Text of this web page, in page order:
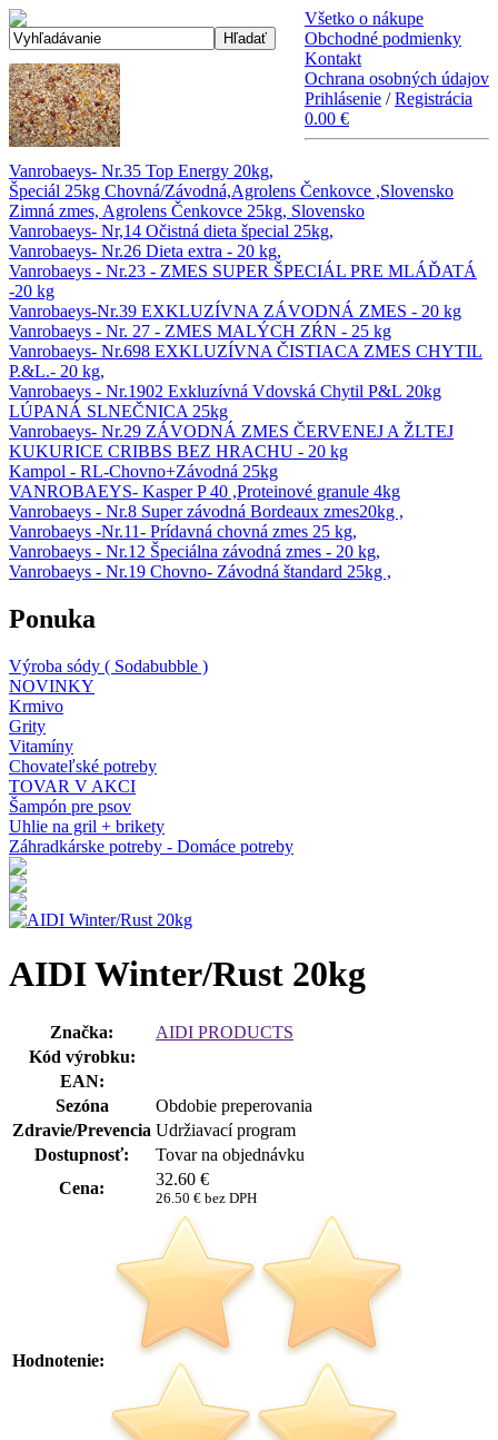
Všetko o nákupe
Obchodné podmienky
Kontakt
Ochrana osobných údajov
Prihlásenie /Registrácia
0.00 €
Hľadať
Vanrobaeys- Nr.35 Top Energy 20kg,
Špeciál 25kg Chovná/Závodná,Agrolens Čenkovce ,Slovensko
Zimná zmes, Agrolens Čenkovce 25kg, Slovensko
Vanrobaeys- Nr,14 Očistná dieta špecial 25kg,
Vanrobaeys- Nr.26 Dieta extra - 20 kg,
Vanrobaeys - Nr.23 - ZMES SUPER ŠPECIÁL PRE MLÁĎATÁ
-20 kg
Vanrobaeys-Nr.39 EXKLUZÍVNA ZÁVODNÁ ZMES - 20 kg
Vanrobaeys - Nr. 27 - ZMES MALÝCH ZŔN - 25 kg
Vanrobaeys- Nr.698 EXKLUZÍVNA ČISTIACA ZMES CHYTIL
P.&L.- 20 kg,
Vanrobaeys - Nr.1902 Exkluzívná Vdovská Chytil P&L 20kg
LÚPANÁ SLNEČNICA 25kg
Vanrobaeys- Nr.29 ZÁVODNÁ ZMES ČERVENEJ A ŽLTEJ
KUKURICE CRIBBS BEZ HRACHU - 20 kg
Kampol - RL-Chovno+Závodná 25kg
VANROBAEYS- Kasper P 40 ,Proteinové granule 4kg
Vanrobaeys - Nr.8 Super závodná Bordeaux zmes20kg ,
Vanrobaeys -Nr.11- Prídavná chovná zmes 25 kg,
Vanrobaeys - Nr.12 Špeciálna závodná zmes - 20 kg,
Vanrobaeys - Nr.19 Chovno- Závodná štandard 25kg ,
Ponuka
Výroba sódy ( Sodabubble )
NOVINKY
Krmivo
Grity
Vitamíny
Chovateľské potreby
TOVAR V AKCI
Šampón pre psov
Uhlie na gril + brikety
Záhradkárske potreby - Domáce potreby
AIDI Winter/Rust 20kg
Značka:
AIDI PRODUCTS
Kód výrobku:
EAN:
Sezóna
Obdobie preperovania
Zdravie/Prevencia Udržiavací program
Dostupnosť:
Tovar na objednávku
Cena:
32.60 €
26.50 € bez DPH
Hodnotenie: